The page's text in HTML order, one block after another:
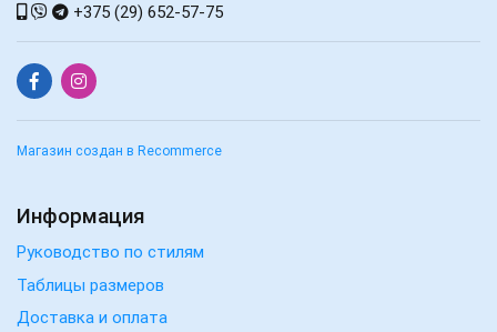
+375 (29) 652-57-75
Магазин создан в Recommerce
Информация
Руководство по стилям
Таблицы размеров
Доставка и оплата